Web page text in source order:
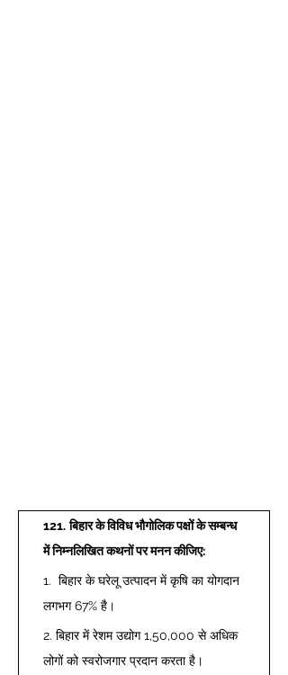
121. बिहार के विविध भौगोलिक पक्षों के सम्बन्ध
में निम्नलिखित कथनों पर मनन कीजिए:
1.  बिहार के घरेलू उत्पादन में कृषि का योगदान
लगभग 67% है।
2. बिहार में रेशम उद्योग 1,50,000 से अधिक
लोगों को स्वरोजगार प्रदान करता है।